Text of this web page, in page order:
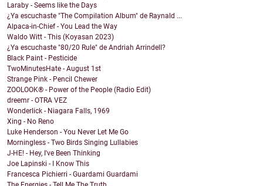
Laraby - Seems like the Days
¿Ya escuchaste "The Compilation Album" de Raynald ...
Alpaca-in-Chief - You Lead the Way
Waldo Witt - This (Koyasan 2023)
¿Ya escuchaste "80/20 Rule" de Andriah Arrindell?
Black Paint - Pesticide
TwoMinutesHate - August 1st
Strange Pink - Pencil Chewer
ZOOLOOK® - Power of the People (Radio Edit)
dreemr - OTRA VEZ
Wonderlick - Niagara Falls, 1969
Xing - No Reno
Luke Henderson - You Never Let Me Go
Morningless - Two Birds Singing Lullabies
J-HE! - Hey, I've Been Thinking
Joe Lapinski - I Know This
Francesca Pichierri - Guardami Guardami